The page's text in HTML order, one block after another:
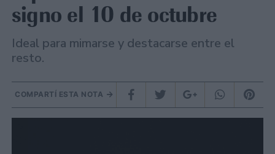
signo el 10 de octubre
Ideal para mimarse y destacarse entre el
resto.
COMPARTÍ ESTA NOTA